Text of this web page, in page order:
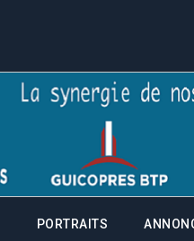
PORTRAITS